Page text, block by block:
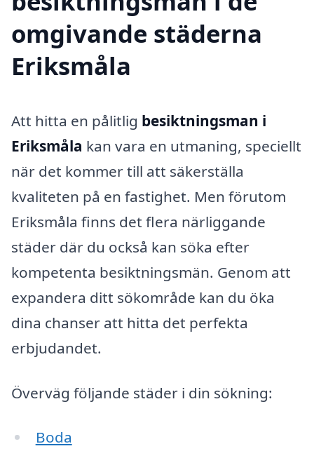
omgivande städerna
Eriksmåla
Att hitta en pålitlig besiktningsman i
Eriksmåla kan vara en utmaning, speciellt
när det kommer till att säkerställa
kvaliteten på en fastighet. Men förutom
Eriksmåla finns det flera närliggande
städer där du också kan söka efter
kompetenta besiktningsmän. Genom att
expandera ditt sökområde kan du öka
dina chanser att hitta det perfekta
erbjudandet.
Överväg följande städer i din sökning:
Boda